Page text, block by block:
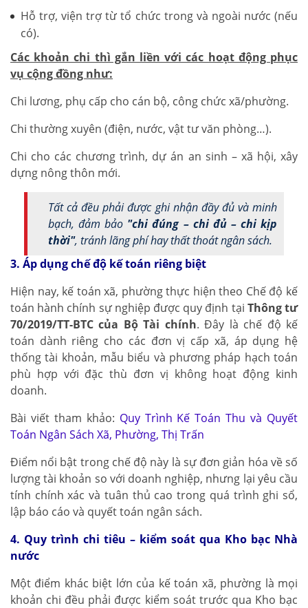
Hỗ trợ, viện trợ từ tổ chức trong và ngoài nước (nếu
có).
Các khoản chi thì gắn liền với các hoạt động phục
vụ cộng đồng như:
Chi lương, phụ cấp cho cán bộ, công chức xã/phường.
Chi thường xuyên (điện, nước, vật tư văn phòng…).
Chi cho các chương trình, dự án an sinh – xã hội, xây
dựng nông thôn mới.
Tất cả đều phải được ghi nhận đầy đủ và minh
bạch, đảm bảo "chi đúng – chi đủ – chi kịp
thời", tránh lãng phí hay thất thoát ngân sách.
3. Áp dụng chế độ kế toán riêng biệt
Hiện nay, kế toán xã, phường thực hiện theo Chế độ kế
toán hành chính sự nghiệp được quy định tại Thông tư
70/2019/TT-BTC của Bộ Tài chính. Đây là chế độ kế
toán dành riêng cho các đơn vị cấp xã, áp dụng hệ
thống tài khoản, mẫu biểu và phương pháp hạch toán
phù hợp với đặc thù đơn vị không hoạt động kinh
doanh.
Bài viết tham khảo: Quy Trình Kế Toán Thu và Quyết
Toán Ngân Sách Xã, Phường, Thị Trấn
Điểm nổi bật trong chế độ này là sự đơn giản hóa về số
lượng tài khoản so với doanh nghiệp, nhưng lại yêu cầu
tính chính xác và tuân thủ cao trong quá trình ghi sổ,
lập báo cáo và quyết toán ngân sách.
4. Quy trình chi tiêu – kiểm soát qua Kho bạc Nhà
nước
Một điểm khác biệt lớn của kế toán xã, phường là mọi
khoản chi đều phải được kiểm soát trước qua Kho bạc